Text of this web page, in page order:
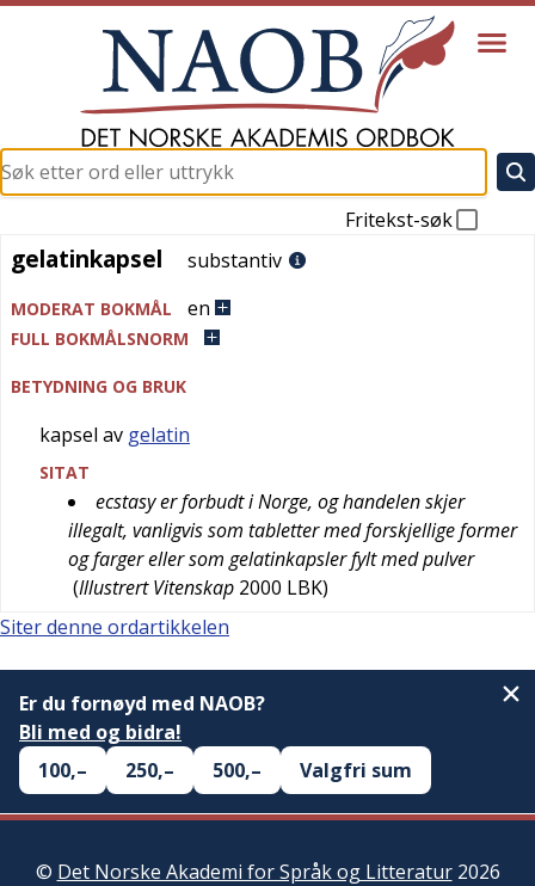
Fritekst-søk
gelatinkapsel
gelatinkapsel substantiv
MODERAT BOKMÅL en
FULL BOKMÅLSNORM
BETYDNING OG BRUK
kapsel av gelatin
SITAT
ecstasy er forbudt i Norge, og handelen skjer
illegalt, vanligvis som tabletter med forskjellige former
og farger eller som gelatinkapsler fylt med pulver
(Illustrert Vitenskap 2000 LBK)
Siter denne ordartikkelen
Er du fornøyd med NAOB?
Bli med og bidra!
100,–
250,– 500,– Valgfri sum
© Det Norske Akademi for Språk og Litteratur2026